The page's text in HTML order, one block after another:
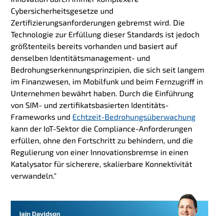
Cybersicherheitsgesetze und
Zertifizierungsanforderungen gebremst wird. Die
Technologie zur Erfüllung dieser Standards ist jedoch
größtenteils bereits vorhanden und basiert auf
denselben Identitätsmanagement- und
Bedrohungserkennungsprinzipien, die sich seit langem
im Finanzwesen, im Mobilfunk und beim Fernzugriff in
Unternehmen bewährt haben. Durch die Einführung
von SIM- und zertifikatsbasierten Identitäts-
Frameworks und Echtzeit-Bedrohungsüberwachung
kann der IoT-Sektor die Compliance-Anforderungen
erfüllen, ohne den Fortschritt zu behindern, und die
Regulierung von einer Innovationsbremse in einen
Katalysator für sicherere, skalierbare Konnektivität
verwandeln."